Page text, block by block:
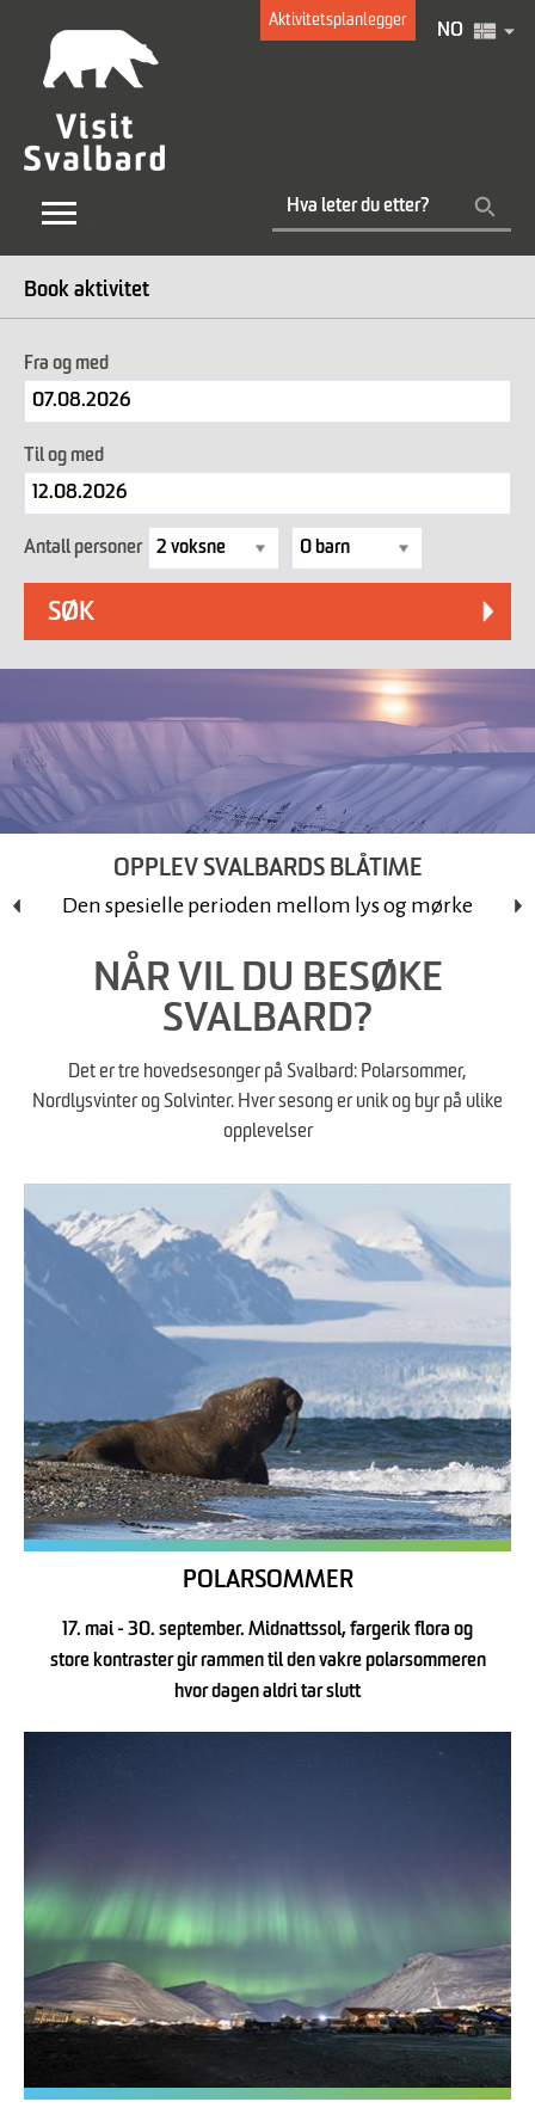
Aktivitetsplanlegger
NO
Book aktivitet
Fra og med
Til og med
Antall personer
OPPLEV SVALBARDS BLÅTIME
Den spesielle perioden mellom lys og mørke
NÅR VIL DU BESØKE
SVALBARD?
Det er tre hovedsesonger på Svalbard: Polarsommer,
Nordlysvinter og Solvinter. Hver sesong er unik og byr på ulike
opplevelser
POLARSOMMER
17. mai - 30. september. Midnattssol, fargerik flora og
store kontraster gir rammen til den vakre polarsommeren
hvor dagen aldri tar slutt